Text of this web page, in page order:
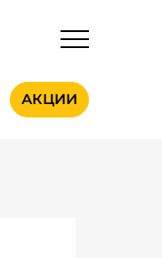
АКЦИИ